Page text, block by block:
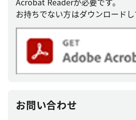
お持ちでない方はダウンロードし
お問い合わせ